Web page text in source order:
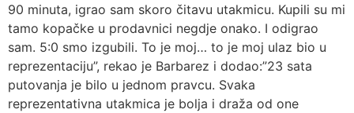
90 minuta, igrao sam skoro čitavu utakmicu. Kupili su mi
tamo kopačke u prodavnici negdje onako. I odigrao
sam. 5:0 smo izgubili. To je moj… to je moj ulaz bio u
reprezentaciju”, rekao je Barbarez i dodao:”23 sata
putovanja je bilo u jednom pravcu. Svaka
reprezentativna utakmica je bolja i draža od one